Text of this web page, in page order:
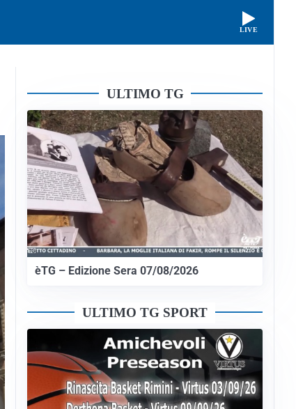
LIVE
ULTIMO TG
èTG – Edizione Sera 07/08/2026
ULTIMO TG SPORT